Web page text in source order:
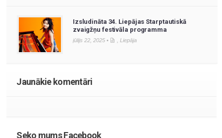
Izsludināta 34. Liepājas Starptautiskā
zvaigžņu festivāla programma
jūlijs 22, 2025 • , Liepāja
Jaunākie komentāri
Seko mums Facebook